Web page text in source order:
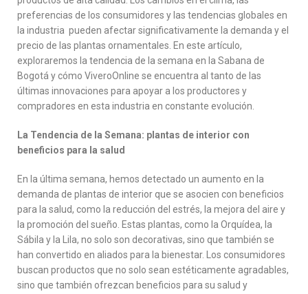
preferencias de los consumidores y las tendencias globales en
la industria pueden afectar significativamente la demanda y el
precio de las plantas ornamentales. En este artículo,
exploraremos la tendencia de la semana en la Sabana de
Bogotá y cómo ViveroOnline se encuentra al tanto de las
últimas innovaciones para apoyar a los productores y
compradores en esta industria en constante evolución.
La Tendencia de la Semana: plantas de interior con
beneficios para la salud
En la última semana, hemos detectado un aumento en la
demanda de plantas de interior que se asocien con beneficios
para la salud, como la reducción del estrés, la mejora del aire y
la promoción del sueño. Estas plantas, como la Orquídea, la
Sábila y la Lila, no solo son decorativas, sino que también se
han convertido en aliados para la bienestar. Los consumidores
buscan productos que no solo sean estéticamente agradables,
sino que también ofrezcan beneficios para su salud y